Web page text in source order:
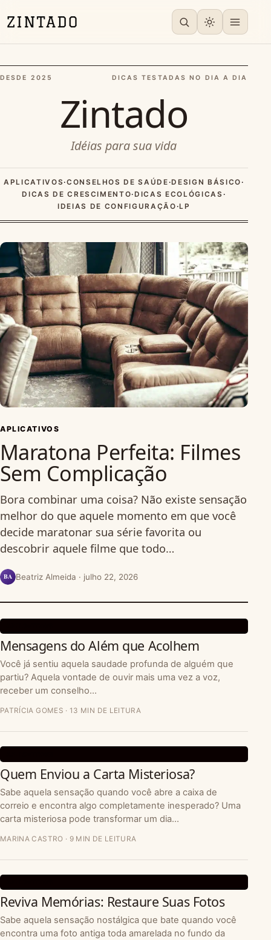
DESDE 2025 DICAS TESTADAS NO DIA A DIA
Zintado
Idéias para sua vida
APLICATIVOS·CONSELHOS DE SAÚDE·DESIGN BÁSICO·
DICAS DE CRESCIMENTO· DICAS ECOLÓGICAS ·
IDEIAS DE CONFIGURAÇÃO·LP
APLICATIVOS
Maratona Perfeita: Filmes
Sem Complicação
Bora combinar uma coisa? Não existe sensação
melhor do que aquele momento em que você
decide maratonar sua série favorita ou
descobrir aquele filme que todo…
BA Beatriz Almeida · julho 22, 2026
Mensagens do Além que Acolhem
Você já sentiu aquela saudade profunda de alguém que
partiu? Aquela vontade de ouvir mais uma vez a voz,
receber um conselho…
PATRÍCIA GOMES · 13 MIN DE LEITURA
Quem Enviou a Carta Misteriosa?
Sabe aquela sensação quando você abre a caixa de
correio e encontra algo completamente inesperado? Uma
carta misteriosa pode transformar um dia…
MARINA CASTRO · 9 MIN DE LEITURA
Reviva Memórias: Restaure Suas Fotos
Sabe aquela sensação nostálgica que bate quando você
encontra uma foto antiga toda amarelada no fundo da